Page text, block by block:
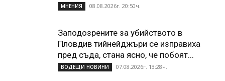
МНЕНИЯ 08.08.2026г. 20:50ч.
Заподозрените за убийството в
Пловдив тийнейджъри се изправиха
пред съда, стана ясно, че побоят...
ВОДЕЩИ НОВИНИ 07.08.2026г. 13:28ч.